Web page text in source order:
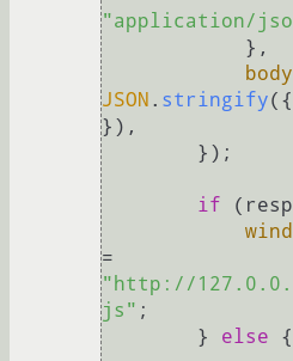
"application/
body
JSON . stringify({
}),
if
"http://
js" ;
        }
else {